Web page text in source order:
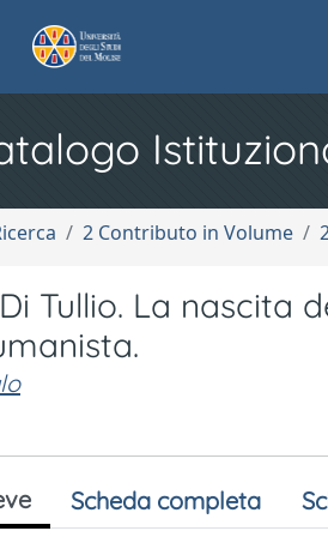
2 Contributo in Volume
Tullio. La nascita
Scheda completa